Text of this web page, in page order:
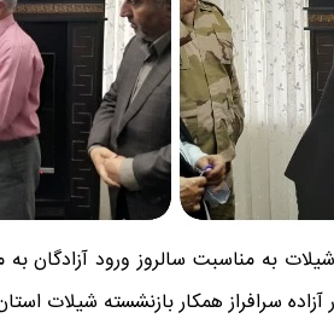
به مناسبت سالروز ورود آزادگان به